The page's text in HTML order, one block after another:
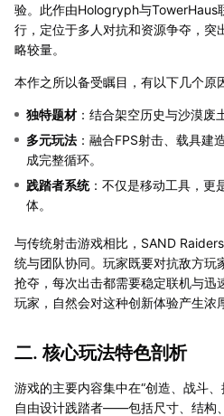
验。此作由Hologryph与TowerHaus
行，定位于多人对抗和资源争夺，突
略较量。
本作之所以备受瞩目，有以下几个原
独特题材：结合架空历史与沙漠废
多元玩法 ：融合FPS射击、载具建
成完整循环。
践踏者系统：不仅是移动工具，更
体。
与传统射击游戏相比，SAND
统与团队协同。玩家既要对抗敌方玩
抢夺，每次出击都需要稳定联机与迅
玩家，自然会对这种创新体验产生浓
二. 核心玩法特色剖析
游戏的主要内容集中在“创造、战斗
自由设计践踏者——包括尺寸、结构